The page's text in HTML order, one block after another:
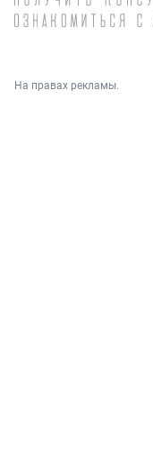
На правах рекламы.